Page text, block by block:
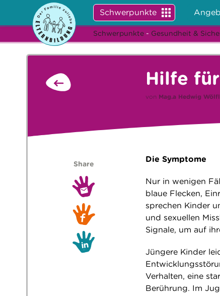
Schwerpunkte
Schwerpunkte - Gesundheit &
Hilfe
von Mag.a Hedwig Wölfl
Die Symptome
Nur in wenigen
blaue Flecken,
sprechen Kinder
und sexuellen
Signale, um auf
Jüngere Kinder
Verhalten, eine
Berührung. Im
Share